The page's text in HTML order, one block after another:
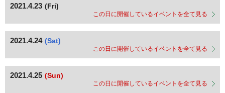
2021.4.23 (Fri)
この日に開催しているイベントを全て見る
2021.4.24 (Sat)
この日に開催しているイベントを全て見る
2021.4.25 (Sun)
この日に開催しているイベントを全て見る